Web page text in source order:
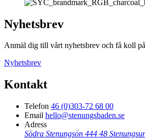
Nyhetsbrev
Anmäl dig till vårt nyhetsbrev och få koll
Nyhetsbrev
Kontakt
Telefon 46 (0)303-72 68 00
Email hello@stenungsbaden.se
Adress
Södra Stenungsön 444 48